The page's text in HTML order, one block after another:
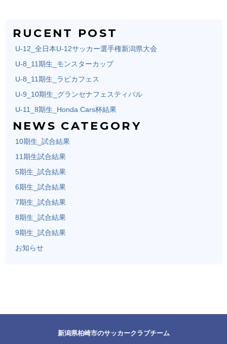
RUCENT POST
U-12_全日本U-12サッカー選手権新潟県大会
U-8_11期生_モンスターカップ
U-8_11期生_ラピカフェス
U-9_10期生_グランセナフェスティバル
U-11_8期生_Honda Cars杯結果
NEWS CATEGORY
10期生_試合結果
11期生試合結果
5期生_試合結果
6期生_試合結果
7期生_試合結果
8期生_試合結果
9期生_試合結果
お知らせ
新潟県柏崎市のサッカークラブチーム